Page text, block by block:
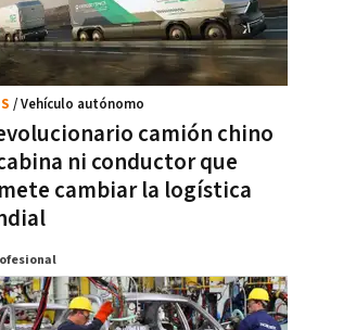
camión chino
ni conductor que
cambiar la logística
/ Vehículo autónomo